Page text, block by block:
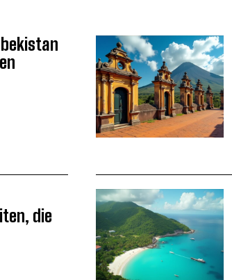
I WANT IN
I've read and accept thePrivacy Policy
die